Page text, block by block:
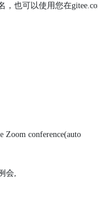
也可以使用您在
Zoom conference(auto
会,